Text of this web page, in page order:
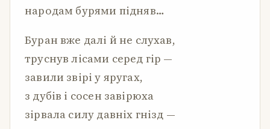
народам бурями підняв…
Буран вже далі й не слухав,
труснув лісами серед гір —
завили звірі у яругах,
з дубів і сосен завірюха
зірвала силу давніх гнізд —